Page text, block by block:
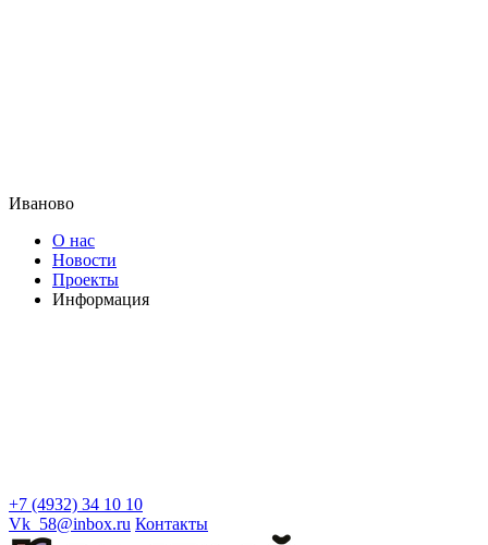
Иваново
О нас
Новости
Проекты
Информация
+7 (4932) 34 10 10
Vk_58@inbox.ru Контакты